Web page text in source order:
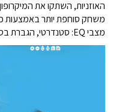
משחק סוחפת יותר
מצבי EQ: סטנדרטי, הגברת בס, סוחף.